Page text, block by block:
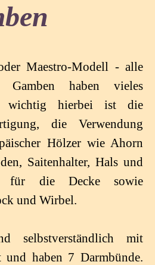
Maestro-Modell - alle
Gamben haben vieles
wichtig hierbei ist die
die Verwendung
Hölzer wie Ahorn
Saitenhalter, Hals und
für die Decke sowie
und Wirbel.
selbstverständlich mit
und haben 7 Darmbünde.